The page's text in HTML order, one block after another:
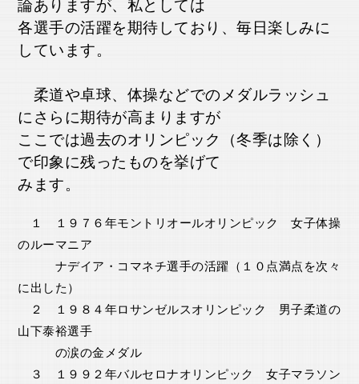
論ありますが、私としては
各選手の活躍を期待しており、毎日楽しみに
しています。
柔道や卓球、体操などでのメダルラッシュ
にさらに期待が高まりますが
ここでは過去のオリンピック（冬季は除く）
で印象に残ったものを挙げて
みます。
１ １９７６年モントリオールオリンピック 女子体操
のルーマニア
ナデイア・コマネチ選手の活躍（１０点満点を次々
に出した）
２ １９８４年ロサンゼルスオリンピック 男子柔道の
山下泰裕選手
の涙の金メダル
３ １９９２年バルセロナオリンピック 女子マラソン